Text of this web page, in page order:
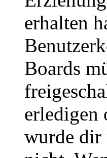
erhalten
Boards
erledigen
wurde